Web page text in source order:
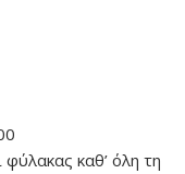
φύλακας καθ’ όλη τη